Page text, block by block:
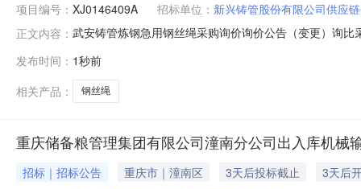
项目编号： XJ0146409A 招标单位： 新兴铸管股份有限公司供应
正文内容： 武安铸管炼钢急用钢丝绳采购询价询价公告（变更）询
式：15031022672九、询比采购类型：库内公开询比采
单位行
发布时间： 1秒前
相关产品：
钢丝绳
重庆储备粮管理集团有限公司潼南分公司出入库机械
招标｜招标公告 重庆市｜潼南区 3天后投标截止
3天后